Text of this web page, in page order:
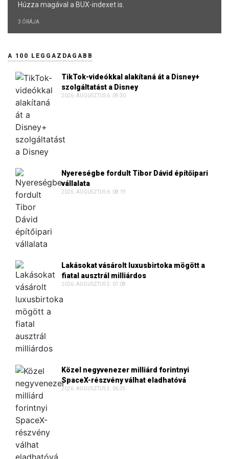
Húzza magával a BUX-indexet is.
3 ÓRÁJA
A 100 LEGGAZDAGABB
TikTok-videókkal alakítaná át a Disney+
szolgáltatást a Disney
2026. AUGUSZTUS 6. 09:30
Nyereségbe fordult Tibor Dávid építőipari
vállalata
2026. AUGUSZTUS 6. 08:19
Lakásokat vásárolt luxusbirtoka mögött a
fiatal ausztrál milliárdos
2026. AUGUSZTUS 5. 07:08
Közel negyvenezer milliárd forintnyi
SpaceX-részvény válhat eladhatóvá
2026. AUGUSZTUS 5. 06:35